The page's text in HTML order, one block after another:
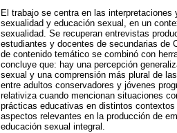
El trabajo se centra en las
sexualidad y educación sexual, en un
sexualidad. Se recuperan entrevistas
estudiantes y docentes de secundarias de
de contenido temático se combinó con
concluye que: hay una percepción
sexual y una comprensión más plural de
entre adultos conservadores y jóvenes
relativiza cuando mencionan situaciones
prácticas educativas en distintos
aspectos relevantes en la producción de
educación sexual integral.